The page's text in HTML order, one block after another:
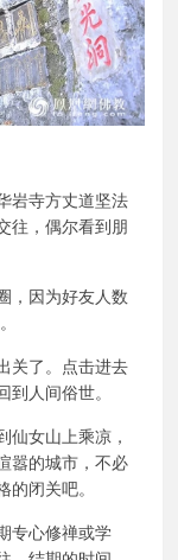
岩寺方丈道坚法
往，偶尔看到朋
，因为好友人数
关了。点击进去
人间俗世。
仙女山上乘凉，
嚣的城市，不必
闭关吧。
专心修禅或学